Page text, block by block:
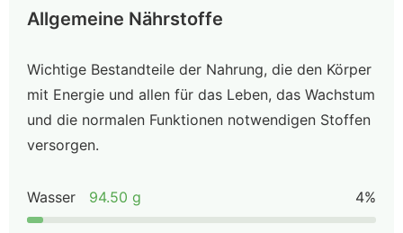
Allgemeine Nährstoffe
Wichtige Bestandteile der Nahrung, die den Körper
mit Energie und allen für das Leben, das Wachstum
und die normalen Funktionen notwendigen Stoffen
versorgen.
Wasser 94.50 g 4%